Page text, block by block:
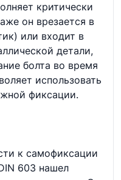
критически
он врезается в
или входит в
детали,
болта во время
использовать
фиксации.
к самофиксации
603 нашел